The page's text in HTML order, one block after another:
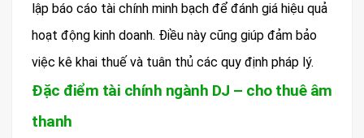
lập báo cáo tài chính minh bạch để đánh giá hiệu quả
hoạt động kinh doanh. Điều này cũng giúp đảm bảo
việc kê khai thuế và tuân thủ các quy định pháp lý.
Đặc điểm tài chính ngành DJ – cho thuê âm
thanh